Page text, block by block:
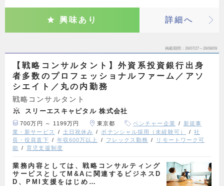
興味あり 詳細へ
掲載期間 26/07/27～26/08/09
【戦略コンサルタント】外資系投資銀行出身
者多数のプロフェッショナルファーム／アソ
シエイト／丸の内勤務
戦略コンサルタント
スリーエスキャピタル 株式会社
700万円 ～ 1199万円 東京都 ベンチャー企業
新規事
業・新サービス
土日祝休み ポテンシャル採用（未経験可）
社
長・役員直下
年収600万以上 フレックス勤務
リモートワーク可
能
育児支援制度
業務内容としては、戦略コンサルティング
サービスとしてM&Aに関連するビジネスD
D、PMI支援をはじめ…